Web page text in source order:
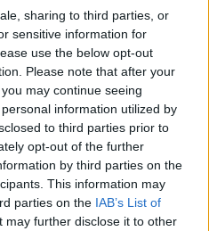
sharing to third parties, or
sensitive information for
use the below opt-out
Please note that after your
may continue seeing
information utilized by
to third parties prior to
opt-out of the further
by third parties on the
This information may
parties on the IAB’s List of
may further disclose it to other
luogo simbolo del progetto di
o Fontevetriana,il borgo rurale
cittadini è quello di tutelare e
Cetona, innestando un circuito
locale.
affermano i sindaciRoberto
Landi e Francesco
legate da sempre da rapporti